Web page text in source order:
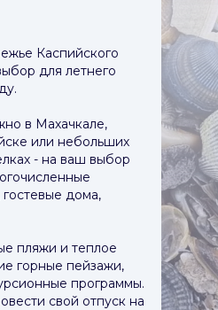
Каспийского
для летнего
в Махачкале,
или небольших
- на ваш выбор
гостевые дома,
пляжи и теплое
горные пейзажи,
программы.
свой отпуск на